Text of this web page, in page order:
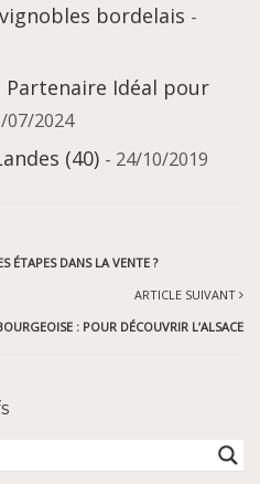
bordelais -
Partenaire Idéal pour
07/2024
(40) - 24/10/2019
ÉTAPES DANS LA VENTE ?
ARTICLE SUIVANT
: POUR DÉCOUVRIR L’ALSACE